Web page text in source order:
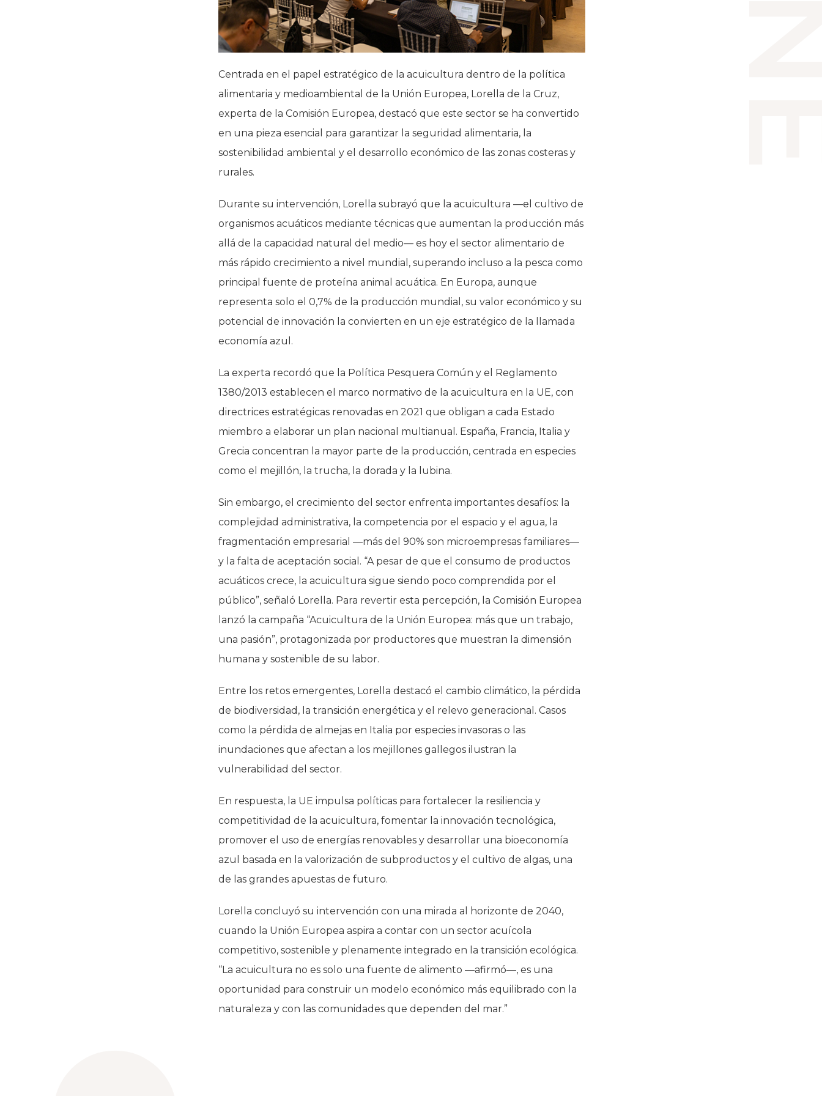
Centrada en el papel estratégico de la acuicultura dentro de la política
alimentaria y medioambiental de la Unión Europea, Lorella de la Cruz,
experta de la Comisión Europea, destacó que este sector se ha convertido
en una pieza esencial para garantizar la seguridad alimentaria, la
sostenibilidad ambiental y el desarrollo económico de las zonas costeras y
rurales.
Durante su intervención, Lorella subrayó que la acuicultura —el cultivo de
organismos acuáticos mediante técnicas que aumentan la producción más
allá de la capacidad natural del medio— es hoy el sector alimentario de
más rápido crecimiento a nivel mundial, superando incluso a la pesca como
principal fuente de proteína animal acuática. En Europa, aunque
representa solo el 0,7% de la producción mundial, su valor económico y su
potencial de innovación la convierten en un eje estratégico de la llamada
economía azul.
La experta recordó que la Política Pesquera Común y el Reglamento
1380/2013 establecen el marco normativo de la acuicultura en la UE, con
directrices estratégicas renovadas en 2021 que obligan a cada Estado
miembro a elaborar un plan nacional multianual. España, Francia, Italia y
Grecia concentran la mayor parte de la producción, centrada en especies
como el mejillón, la trucha, la dorada y la lubina.
Sin embargo, el crecimiento del sector enfrenta importantes desafíos: la
complejidad administrativa, la competencia por el espacio y el agua, la
fragmentación empresarial —más del 90% son microempresas familiares—
y la falta de aceptación social. “A pesar de que el consumo de productos
acuáticos crece, la acuicultura sigue siendo poco comprendida por el
público”, señaló Lorella. Para revertir esta percepción, la Comisión Europea
lanzó la campaña “Acuicultura de la Unión Europea: más que un trabajo,
una pasión”, protagonizada por productores que muestran la dimensión
humana y sostenible de su labor.
Entre los retos emergentes, Lorella destacó el cambio climático, la pérdida
de biodiversidad, la transición energética y el relevo generacional. Casos
como la pérdida de almejas en Italia por especies invasoras o las
inundaciones que afectan a los mejillones gallegos ilustran la
vulnerabilidad del sector.
En respuesta, la UE impulsa políticas para fortalecer la resiliencia y
competitividad de la acuicultura, fomentar la innovación tecnológica,
promover el uso de energías renovables y desarrollar una bioeconomía
azul basada en la valorización de subproductos y el cultivo de algas, una
de las grandes apuestas de futuro.
Lorella concluyó su intervención con una mirada al horizonte de 2040,
cuando la Unión Europea aspira a contar con un sector acuícola
competitivo, sostenible y plenamente integrado en la transición ecológica.
“La acuicultura no es solo una fuente de alimento —afirmó—, es una
oportunidad para construir un modelo económico más equilibrado con la
naturaleza y con las comunidades que dependen del mar.”